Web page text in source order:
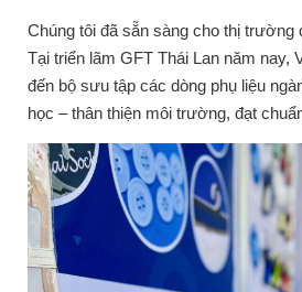
Chúng tôi đã sẵn sàng cho thị trường
Tại triển lãm GFT Thái Lan năm nay,
đến bộ sưu tập các dòng phụ liệu
học – thân thiện môi trường, đạt